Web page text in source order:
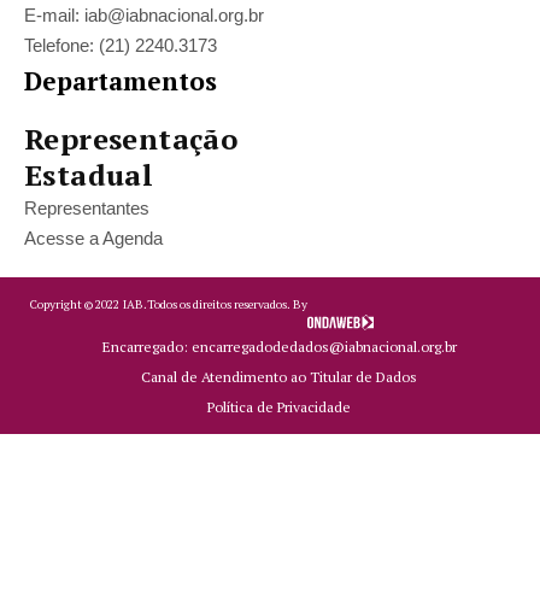
E-mail: iab@iabnacional.org.br
Telefone: (21) 2240.3173
Departamentos
Representação
Estadual
Representantes
Acesse a Agenda
Copyright ©2022 IAB.Todos os direitos reservados. By
Encarregado: encarregadodedados@iabnacional.org.br
Canal de Atendimento ao Titular de Dados
Política de Privacidade